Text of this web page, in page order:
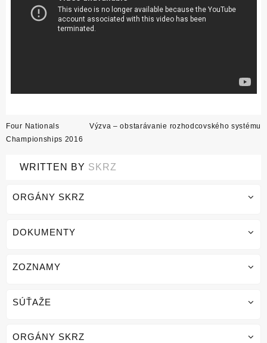
ORGÁNY SKRZ
DOKUMENTY
ZOZNAMY
SÚŤAŽE
ORGÁNY SKRZ
Post
navigation
Four Nationals
Championships 2016
Výzva – obstarávanie rozhodcovského systému
WRITTEN BY SKRZ